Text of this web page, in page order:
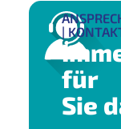
|
für
Sie